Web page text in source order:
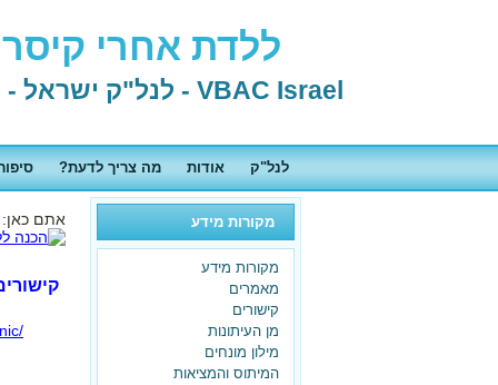
ללדת אחרי
VBAC Israel - לנל"ק ישראל - לידה נרתיקית אחרי קיסרי
לנל"ק אודות מה צריך לדעת?
מקורות מידע
מקורות מידע
מאמרים
קישורים
מן העיתונות
מילון מונחים
המיתוס והמציאות
אתם